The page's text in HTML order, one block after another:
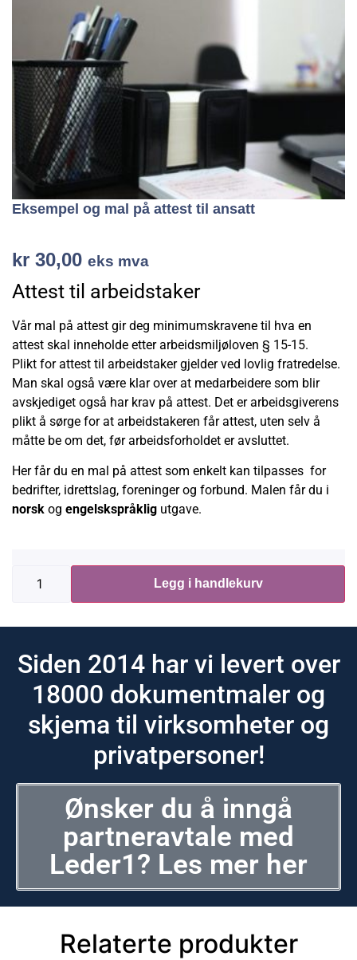
Eksempel og mal på attest til ansatt
kr 30,00 eks mva
Attest til arbeidstaker
Vår mal på attest gir deg minimumskravene til hva en
attest skal inneholde etter arbeidsmiljøloven § 15-15.
Plikt for attest til arbeidstaker gjelder ved lovlig fratredelse.
Man skal også være klar over at medarbeidere som blir
avskjediget også har krav på attest. Det er arbeidsgiverens
plikt å sørge for at arbeidstakeren får attest, uten selv å
måtte be om det, før arbeidsforholdet er avsluttet.
Her får du en mal på attest som enkelt kan tilpasses for
bedrifter, idrettslag, foreninger og forbund. Malen får du i
norsk og engelskspråklig utgave.
Legg i handlekurv
Siden 2014 har vi levert over
18000 dokumentmaler og
skjema til virksomheter og
privatpersoner!
Ønsker du å inngå
partneravtale med
Leder1? Les mer her
Relaterte produkter